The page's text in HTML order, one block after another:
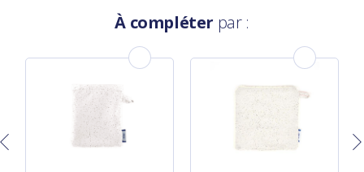
À compléter par :